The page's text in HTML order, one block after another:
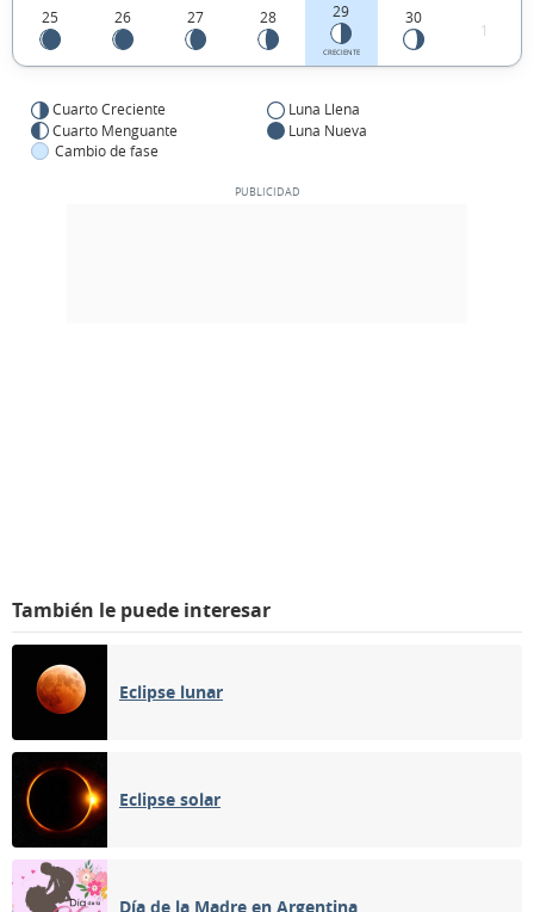
25 26 27 28 29
CRECIENTE
30
1
Cuarto Creciente
Luna Llena
Cuarto Menguante
Luna Nueva
Cambio de fase
También le puede interesar
Eclipse lunar
Eclipse solar
Día de la Madre en Argentina